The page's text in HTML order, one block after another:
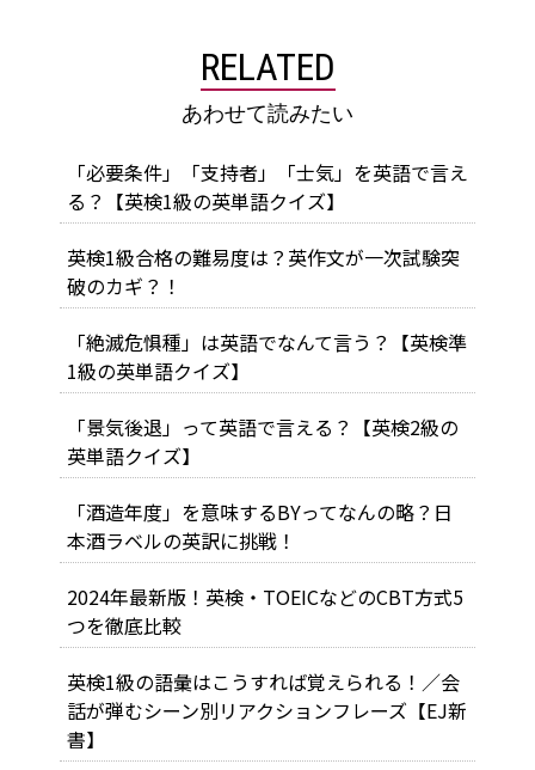
RELATED
あわせて読みたい
「必要条件」「支持者」「士気」を英語で言え
る？【英検1級の英単語クイズ】
英検1級合格の難易度は？英作文が一次試験突
破のカギ？！
「絶滅危惧種」は英語でなんて言う？【英検準
1級の英単語クイズ】
「景気後退」って英語で言える？【英検2級の
英単語クイズ】
「酒造年度」を意味するBYってなんの略？日
本酒ラベルの英訳に挑戦！
2024年最新版！英検・TOEICなどのCBT方式5
つを徹底比較
英検1級の語彙はこうすれば覚えられる！／会
話が弾むシーン別リアクションフレーズ【EJ新
書】